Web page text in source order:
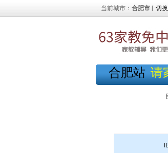
当前城市： 合肥市 [ 切
合肥站 请